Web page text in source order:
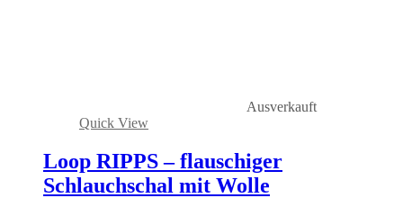
Ausverkauft
Quick View
Loop RIPPS – flauschiger
Schlauchschal mit Wolle